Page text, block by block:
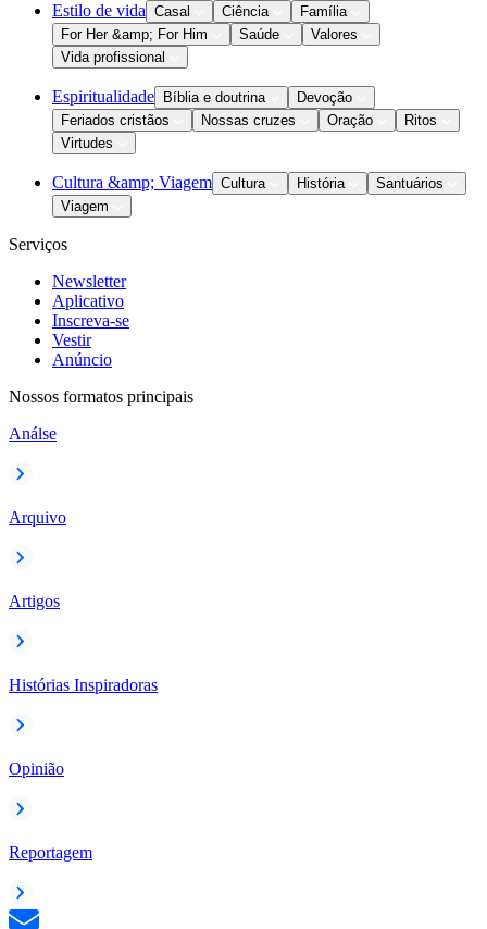
Estilo de vida Casal Ciência
Família
For Her &amp; For Him
Saúde
Valores
Vida profissional
Espiritualidade Bíblia e doutrina
Devoção
Feriados cristãos
Nossas cruzes Oração
Ritos
Virtudes
Cultura &amp; Viagem Cultura História
Santuários
Viagem
Serviços
Newsletter
Aplicativo
Inscreva-se
Vestir
Anúncio
Nossos formatos principais
Análse
Arquivo
Artigos
Histórias Inspiradoras
Opinião
Reportagem